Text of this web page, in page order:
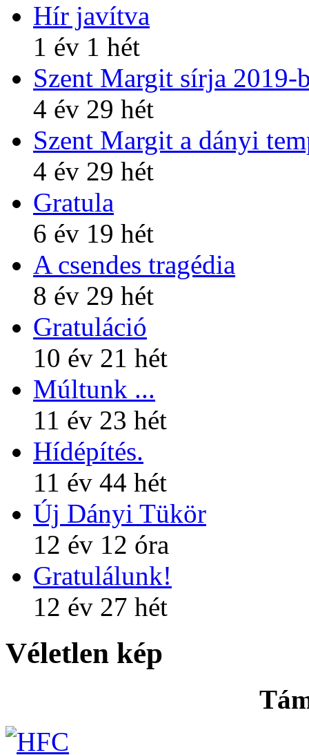
Hír javítva
1 év 1 hét
Szent Margit sírja 2019-
4 év 29 hét
Szent Margit a dányi
4 év 29 hét
Gratula
6 év 19 hét
A csendes tragédia
8 év 29 hét
Gratuláció
10 év 21 hét
Múltunk ...
11 év 23 hét
Hídépítés.
11 év 44 hét
Új Dányi Tükör
12 év 12 óra
Gratulálunk!
12 év 27 hét
Véletlen kép